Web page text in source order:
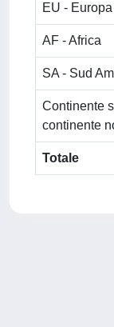
EU - Europa
AF - Africa
SA - Sud
Continente
continente
Totale